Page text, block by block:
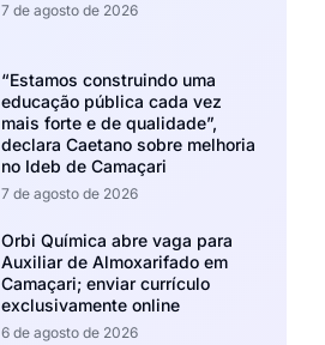
7 de agosto de 2026
“Estamos construindo uma
educação pública cada vez
mais forte e de qualidade”,
declara Caetano sobre melhoria
no Ideb de Camaçari
7 de agosto de 2026
Orbi Química abre vaga para
Auxiliar de Almoxarifado em
Camaçari; enviar currículo
exclusivamente online
6 de agosto de 2026